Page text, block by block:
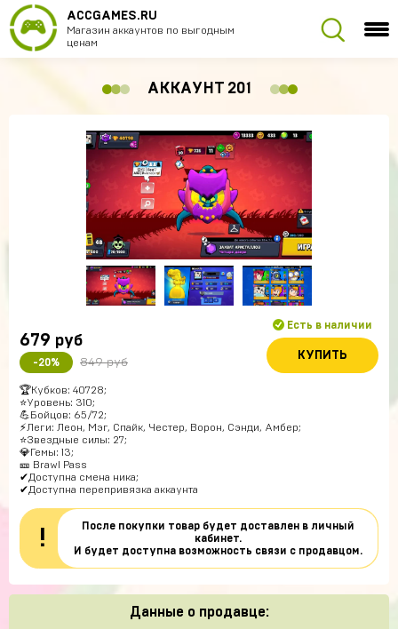
ACCGAMES.RU
Магазин аккаунтов по выгодным
ценам
АККАУНТ 201
679 руб
-20% 849 руб
Есть в наличии
КУПИТЬ
🏆Кубков: 40728;
⭐Уровень: 310;
💪Бойцов: 65/72;
⚡Леги: Леон, Мэг, Спайк, Честер, Ворон, Сэнди, Амбер;
⭐Звездные силы: 27;
💎Гемы: 13;
🎫 Brawl Pass
✔Доступна смена ника;
✔Доступна перепривязка аккаунта
!
После покупки товар будет доставлен в личный
кабинет.
И будет доступна возможность связи с продавцом.
Данные о продавце: